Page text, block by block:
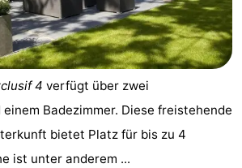
4 verfügt über zwei
Badezimmer. Diese freistehende
bietet Platz für bis zu 4
ist unter anderem ...